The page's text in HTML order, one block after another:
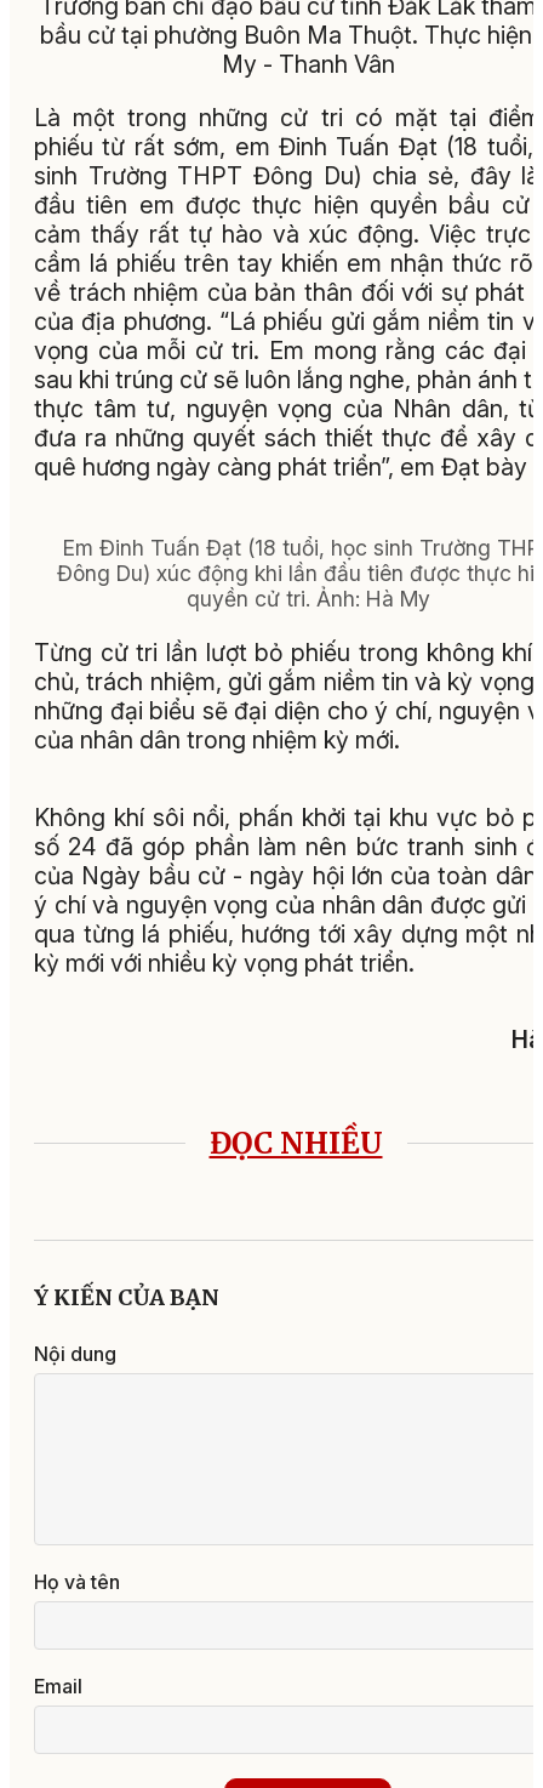
Trưởng ban chỉ đạo bầu cử tỉnh Đắk Lắk tham
bầu cử tại phường Buôn Ma Thuột. Thực
My - Thanh Vân
Là một trong những cử tri có mặt tại
phiếu từ rất sớm, em Đinh Tuấn Đạt (18 tuổi,
sinh Trường THPT Đông Du) chia sẻ, đây
đầu tiên em được thực hiện quyền bầu cử
cảm thấy rất tự hào và xúc động. Việc trực
cầm lá phiếu trên tay khiến em nhận thức rõ
về trách nhiệm của bản thân đối với sự phát
của địa phương. “Lá phiếu gửi gắm niềm tin
vọng của mỗi cử tri. Em mong rằng các đại
sau khi trúng cử sẽ luôn lắng nghe, phản ánh
thực tâm tư, nguyện vọng của Nhân dân,
đưa ra những quyết sách thiết thực để xây
quê hương ngày càng phát triển”, em Đạt bày
Em Đinh Tuấn Đạt (18 tuổi, học sinh Trường
Đông Du) xúc động khi lần đầu tiên được thực
quyền cử tri. Ảnh: Hà My
Từng cử tri lần lượt bỏ phiếu trong không khí
chủ, trách nhiệm, gửi gắm niềm tin và kỳ vọng
những đại biểu sẽ đại diện cho ý chí, nguyện
của nhân dân trong nhiệm kỳ mới.
Không khí sôi nổi, phấn khởi tại khu vực bỏ
số 24 đã góp phần làm nên bức tranh sinh
của Ngày bầu cử - ngày hội lớn của toàn
ý chí và nguyện vọng của nhân dân được gửi
qua từng lá phiếu, hướng tới xây dựng một
kỳ mới với nhiều kỳ vọng phát triển.
ĐỌC NHIỀU
Ý KIẾN CỦA BẠN
Nội dung
Họ và tên
Email